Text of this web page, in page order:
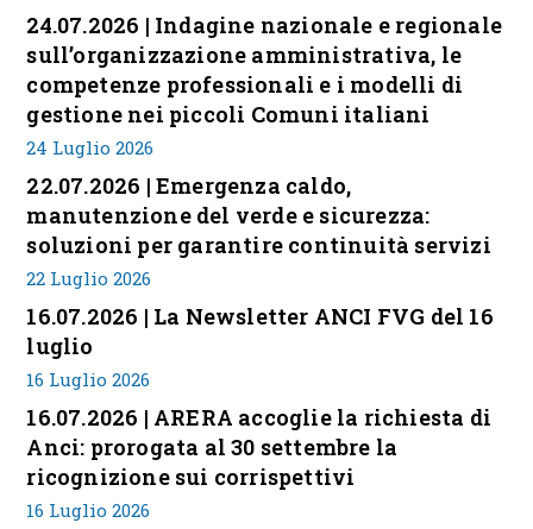
24.07.2026 | Indagine nazionale e regionale
sull’organizzazione amministrativa, le
competenze professionali e i modelli di
gestione nei piccoli Comuni italiani
24 Luglio 2026
22.07.2026 | Emergenza caldo,
manutenzione del verde e sicurezza:
soluzioni per garantire continuità servizi
22 Luglio 2026
16.07.2026 | La Newsletter ANCI FVG del 16
luglio
16 Luglio 2026
16.07.2026 | ARERA accoglie la richiesta di
Anci: prorogata al 30 settembre la
ricognizione sui corrispettivi
16 Luglio 2026